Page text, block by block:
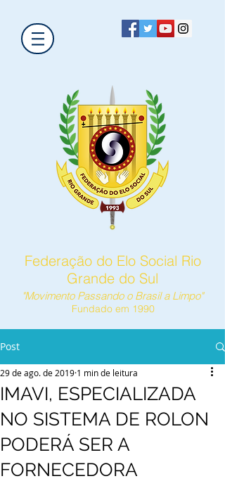
Federação do Elo Social Rio
Grande do Sul
"Movimento Passando o Brasil a Limpo"
Fundado em 1990
Post
IMAVI, ESPECIALIZADA
NO SISTEMA DE ROLON
PODERÁ SER A
FORNECEDORA
29 de ago. de 2019 1 min de leitura